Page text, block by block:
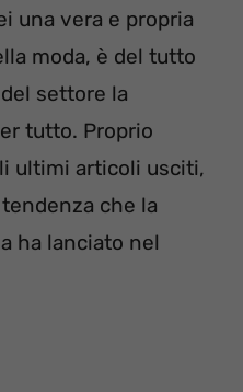
una vera e propria
moda, è del tutto
settore la
tutto. Proprio
ultimi articoli usciti,
che la
ha lanciato nel